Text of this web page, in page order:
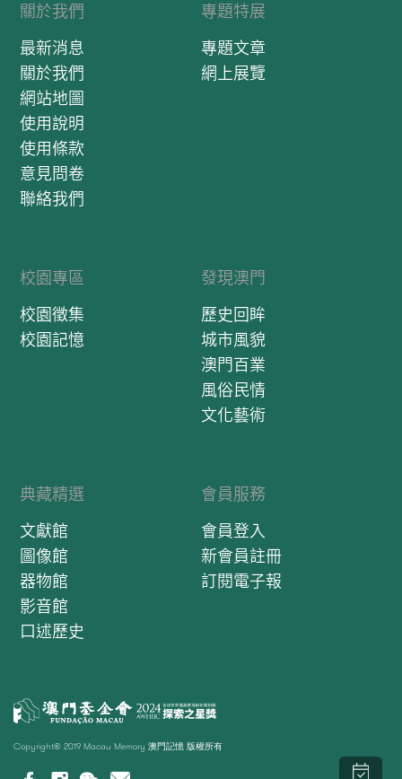
關於我們
最新消息
關於我們
網站地圖
使用說明
使用條款
意見問卷
聯絡我們
專題特展
專題文章
網上展覽
校園專區
校園徵集
校園記憶
發現澳門
歷史回眸
城市風貌
澳門百業
風俗民情
文化藝術
典藏精選
文獻館
圖像館
器物館
影音館
口述歷史
會員服務
會員登入
新會員註冊
訂閱電子報
Copyright© 2019 Macau Memory 澳門記憶 版權所有